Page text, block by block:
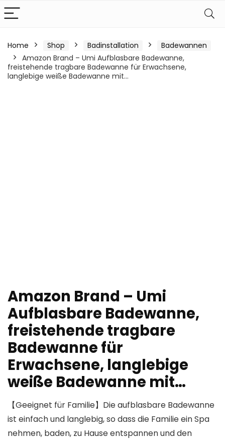
Home Shop Badinstallation
Badewannen
Amazon Brand – Umi Aufblasbare Badewanne,
freistehende tragbare Badewanne für Erwachsene,
langlebige weiße Badewanne mit…
Amazon Brand – Umi
Aufblasbare Badewanne,
freistehende tragbare
Badewanne für
Erwachsene, langlebige
weiße Badewanne mit…
【Geeignet für Familie】Die aufblasbare Badewanne
ist einfach und langlebig, so dass die Familie ein Spa
nehmen, baden, zu Hause entspannen und den